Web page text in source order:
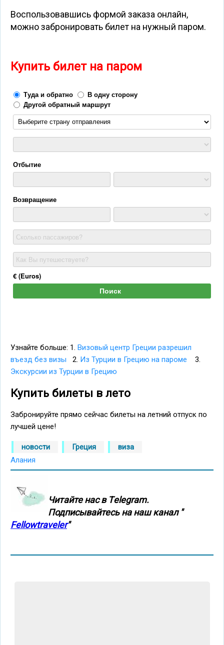
Воспользовавшись формой заказа онлайн,
можно забронировать билет на нужный паром.
Купить билет на паром
Узнайте больше: 1. Визовый центр Греции разрешил
въезд без визы 2. Из Турции в Грецию на пароме 3.
Экскурсии из Турции в Грецию
Купить билеты в лето
Забронируйте прямо сейчас билеты на летний отпуск по
лучшей цене!
новости Греция
виза
Алания
Читайте нас в Тelegram.
Подписывайтесь на наш канал "
Fellowtraveler"